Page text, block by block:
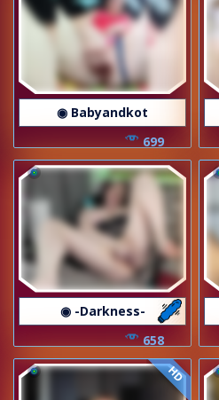
◉ Babyandkot
699
◉ -Darkness-
658
HD